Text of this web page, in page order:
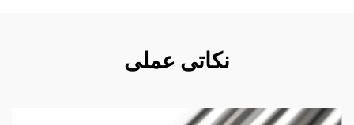
نکاتی عملی